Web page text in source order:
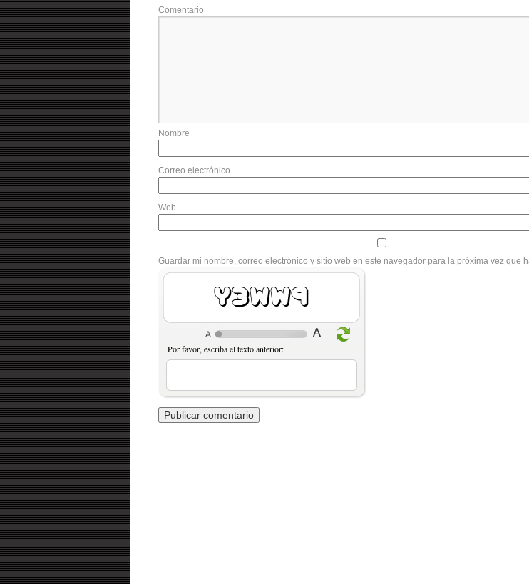
Comentario
Nombre
Correo electrónico
Web
Guardar mi nombre, correo electrónico y sitio web en este navegador para la próxima vez que
IQOOE
Por favor, escriba el texto anterior: